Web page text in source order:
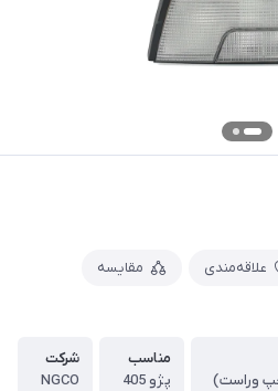
علاقه‌مندی مقایسه
مناسب
پژو 405
شرکت
NGCO